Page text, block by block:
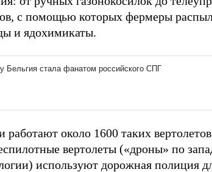
с помощью которых фермеры
и ядохимикаты.
около 1600 таких
вертолеты («дроны» по
используют дорожная полиция